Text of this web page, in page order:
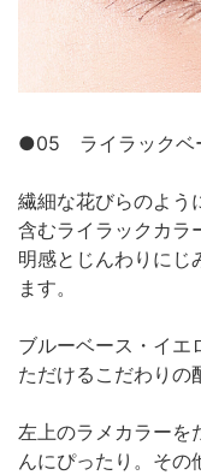
●05 ライラックベ
繊細な花びらのよう
含むライラックカラ
明感とじんわりにじ
ます。
ブルーベース・イエ
ただけるこだわりの
左上のラメカラーを
んにぴったり。その